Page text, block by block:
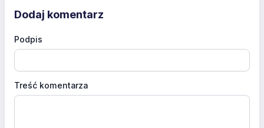
Dodaj komentarz
Podpis
Treść komentarza